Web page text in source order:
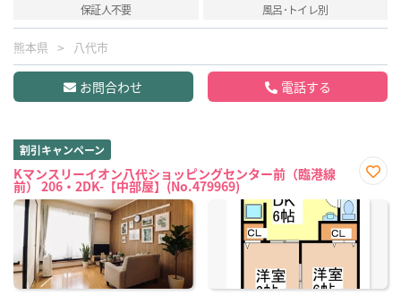
保証人不要
風呂･トイレ別
熊本県 八代市
お問合わせ 電話する
割引キャンペーン
Kマンスリーイオン八代ショッピングセンター前（臨港線
前） 206・2DK-【中部屋】(No.479969)
に入